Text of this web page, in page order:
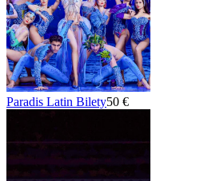
Paradis Latin Bilety50 €